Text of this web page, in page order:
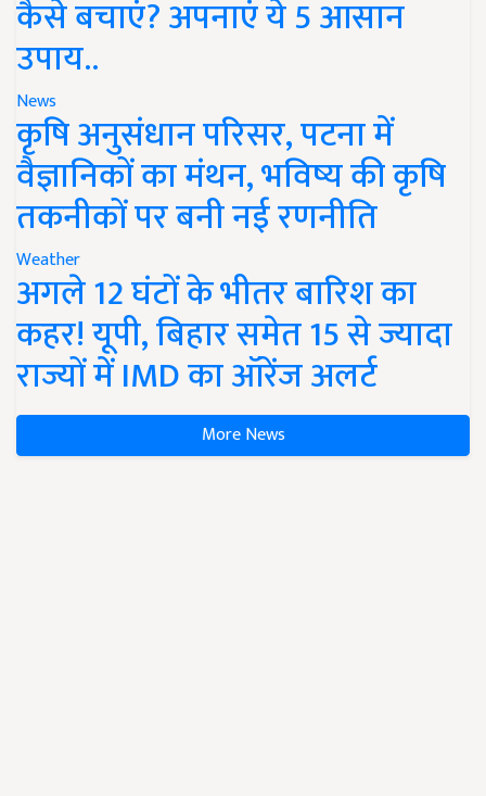
कैसे बचाएं? अपनाएं ये 5 आसान
उपाय..
News
कृषि अनुसंधान परिसर, पटना में
वैज्ञानिकों का मंथन, भविष्य की कृषि
तकनीकों पर बनी नई रणनीति
Weather
अगले 12 घंटों के भीतर बारिश का
कहर! यूपी, बिहार समेत 15 से ज्यादा
राज्यों में IMD का ऑरेंज अलर्ट
More News